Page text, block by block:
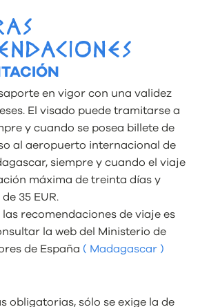
en vigor con una validez
El visado puede tramitarse a
y cuando se posea billete de
al aeropuerto internacional de
siempre y cuando el viaje
máxima de treinta días y
35 EUR.
recomendaciones de viaje es
la web del Ministerio de
de España ( Madagascar )
obligatorias, sólo se exige la de